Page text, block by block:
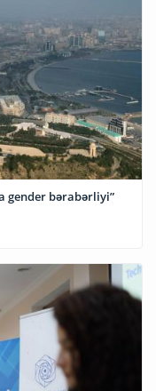
gender bərabərliyi”